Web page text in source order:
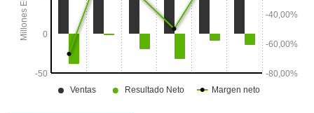
lleva a cabo en Estados Unidos y Corea del Sur.